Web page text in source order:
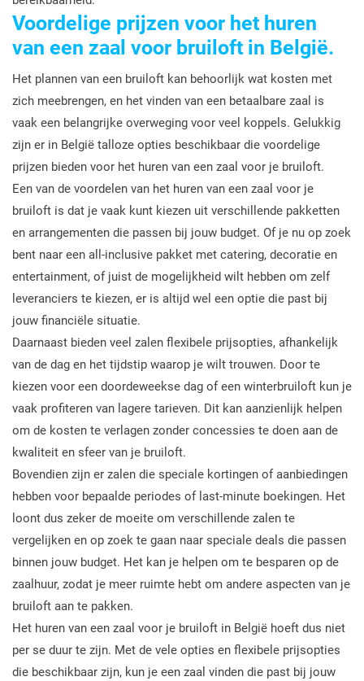
Voordelige prijzen voor het huren
van een zaal voor bruiloft in België.
Het plannen van een bruiloft kan behoorlijk wat kosten met
zich meebrengen, en het vinden van een betaalbare zaal is
vaak een belangrijke overweging voor veel koppels. Gelukkig
zijn er in België talloze opties beschikbaar die voordelige
prijzen bieden voor het huren van een zaal voor je bruiloft.
Een van de voordelen van het huren van een zaal voor je
bruiloft is dat je vaak kunt kiezen uit verschillende pakketten
en arrangementen die passen bij jouw budget. Of je nu op zoek
bent naar een all-inclusive pakket met catering, decoratie en
entertainment, of juist de mogelijkheid wilt hebben om zelf
leveranciers te kiezen, er is altijd wel een optie die past bij
jouw financiële situatie.
Daarnaast bieden veel zalen flexibele prijsopties, afhankelijk
van de dag en het tijdstip waarop je wilt trouwen. Door te
kiezen voor een doordeweekse dag of een winterbruiloft kun je
vaak profiteren van lagere tarieven. Dit kan aanzienlijk helpen
om de kosten te verlagen zonder concessies te doen aan de
kwaliteit en sfeer van je bruiloft.
Bovendien zijn er zalen die speciale kortingen of aanbiedingen
hebben voor bepaalde periodes of last-minute boekingen. Het
loont dus zeker de moeite om verschillende zalen te
vergelijken en op zoek te gaan naar speciale deals die passen
binnen jouw budget. Het kan je helpen om te besparen op de
zaalhuur, zodat je meer ruimte hebt om andere aspecten van je
bruiloft aan te pakken.
Het huren van een zaal voor je bruiloft in België hoeft dus niet
per se duur te zijn. Met de vele opties en flexibele prijsopties
die beschikbaar zijn, kun je een zaal vinden die past bij jouw